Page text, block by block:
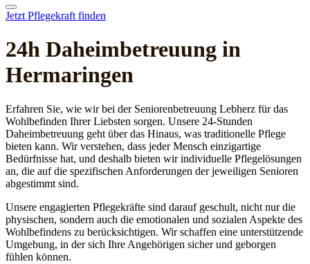
Jetzt Pflegekraft finden
24h Daheim­betreuung in
Hermaringen
Erfahren Sie, wie wir bei der Seniorenbetreuung Lebherz für das
Wohlbefinden Ihrer Liebsten sorgen. Unsere 24-Stunden
Daheimbetreuung geht über das Hinaus, was traditionelle Pflege
bieten kann. Wir verstehen, dass jeder Mensch einzigartige
Bedürfnisse hat, und deshalb bieten wir individuelle Pflegelösungen
an, die auf die spezifischen Anforderungen der jeweiligen Senioren
abgestimmt sind.
Unsere engagierten Pflegekräfte sind darauf geschult, nicht nur die
physischen, sondern auch die emotionalen und sozialen Aspekte des
Wohlbefindens zu berücksichtigen. Wir schaffen eine unterstützende
Umgebung, in der sich Ihre Angehörigen sicher und geborgen
fühlen können.